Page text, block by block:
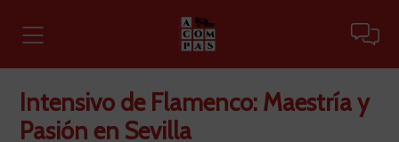
Intensivo de Flamenco: Maestría y
Pasión en Sevilla